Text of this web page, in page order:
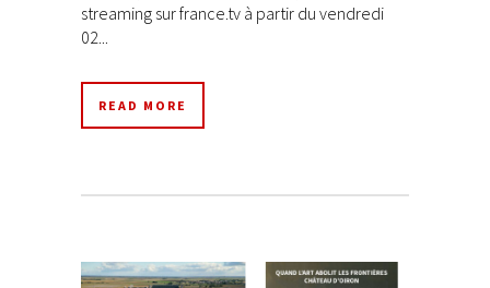
streaming sur france.tv à partir du vendredi
02...
READ MORE